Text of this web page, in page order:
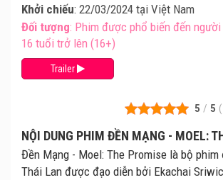
5 / 5 (
NỘI DUNG PHIM ĐỀN MẠNG - MOEL:
Đền Mạng - Moel: The Promise là bộ phim
Thái Lan được đạo diễn bởi Ekachai
Khởi chiếu: 22/03/2024 tại Việt Nam
Đối tượng: Phim được phổ biến đến
16 tuổi trở lên (16+)
Trailer